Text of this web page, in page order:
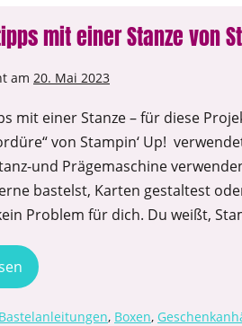
mit einer Stanze von
am 20. Mai 2023
mit einer Stanze – für diese
von Stampin‘ Up!
und Prägemaschine
bastelst, Karten gestaltest
Problem für dich. Du weißt,
Bastelanleitungen, Boxen,